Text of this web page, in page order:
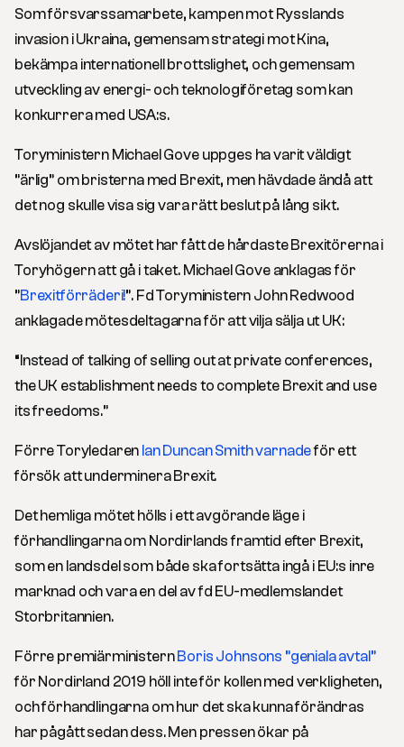
Som försvarssamarbete, kampen mot Rysslands
invasion i Ukraina, gemensam strategi mot Kina,
bekämpa internationell brottslighet, och gemensam
utveckling av energi- och teknologiföretag som kan
konkurrera med USA:s.
Toryministern Michael Gove uppges ha varit väldigt
”ärlig” om bristerna med Brexit, men hävdade ändå att
det nog skulle visa sig vara rätt beslut på lång sikt.
Avslöjandet av mötet har fått de hårdaste Brexitörerna i
Toryhögern att gå i taket. Michael Gove anklagas för
”Brexitförräderi!”. Fd Toryministern John Redwood
anklagade mötesdeltagarna för att vilja sälja ut UK:
“Instead of talking of selling out at private conferences,
the UK establishment needs to complete Brexit and use
its freedoms.”
Förre Toryledaren Ian Duncan Smith varnadeför ett
försök att underminera Brexit.
Det hemliga mötet hölls i ett avgörande läge i
förhandlingarna om Nordirlands framtid efter Brexit,
som en landsdel som både ska fortsätta ingå i EU:s inre
marknad och vara en del av fd EU-medlemslandet
Storbritannien.
Förre premiärministernBoris Johnsons ”geniala avtal”
för Nordirland 2019 höll inte för kollen med verkligheten,
och förhandlingarna om hur det ska kunna förändras
har pågått sedan dess. Men pressen ökar på